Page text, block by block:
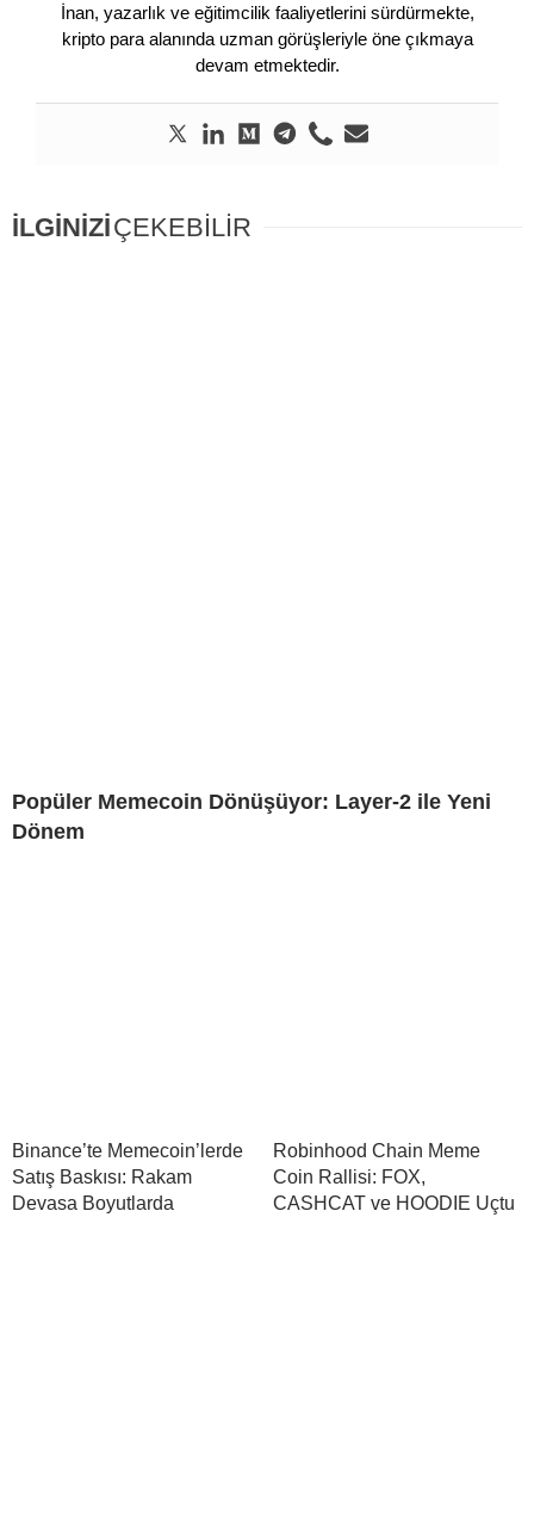
İnan, yazarlık ve eğitimcilik faaliyetlerini sürdürmekte,
kripto para alanında uzman görüşleriyle öne çıkmaya
devam etmektedir.
İLGİNİZİÇEKEBİLİR
Popüler Memecoin Dönüşüyor: Layer-2 ile Yeni
Dönem
Binance’te Memecoin’lerde
Satış Baskısı: Rakam
Devasa Boyutlarda
Robinhood Chain Meme
Coin Rallisi: FOX,
CASHCAT ve HOODIE Uçtu